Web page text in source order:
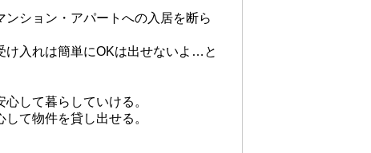
ション・アパートへの入居を断ら
け入れは簡単にOKは出せないよ…と
して暮らしていける。
て物件を貸し出せる。